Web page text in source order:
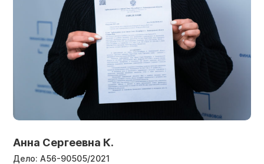
Анна Сергеевна К.
Дело: А56-90505/2021